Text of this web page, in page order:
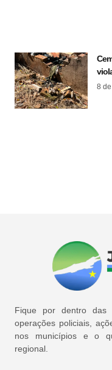
8
Fique por dentro das
operações policiais,
nos municípios e o
regional.